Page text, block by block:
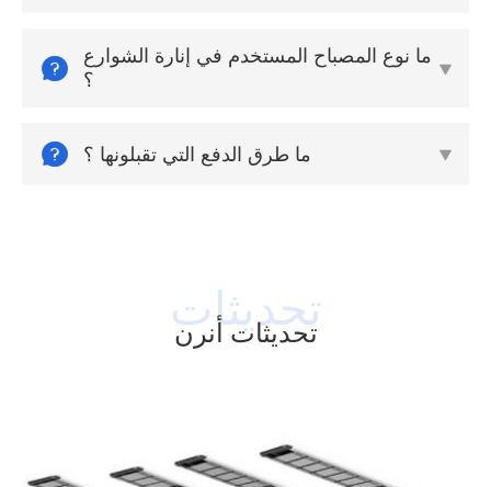

ما نوع المصباح المستخدم في إنارة الشوارع
؟

 ما طرق الدفع التي تقبلونها ؟ 
تحديثات أنرن